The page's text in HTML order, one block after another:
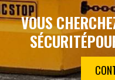
VOUS
SÉCURITÉ